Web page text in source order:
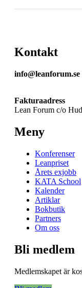
Kontakt
info@leanforum.se
Fakturaadress
Lean Forum c/o
Meny
Konferenser
Leanpriset
Årets exjobb
KATA School
Kalender
Artiklar
Bokbutik
Partners
Om oss
Bli medlem
Medlemskapet är